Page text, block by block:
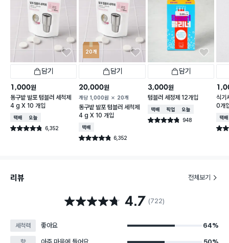
담기
1,000원
동구밭 발포 텀블러 세척제
4 g X 10 개입
택배배송오늘배송
별점 4.8점 6,352
건 작성
20개
담기
20,000원
개당 1,000원 20개
동구밭 발포 텀블러 세척제
4 g X 10 개입
택배배송
별점 4.8점 6,352
건 작성
담기
3,000원
텀블러 세정제 12개입
택배배송매장픽업오늘배송
별점 4.8점 948
건 작성
식기
0개
택배
별점
리뷰 전체보기
별점 4.7점 4.7 (722)
세척력 좋아요 64%